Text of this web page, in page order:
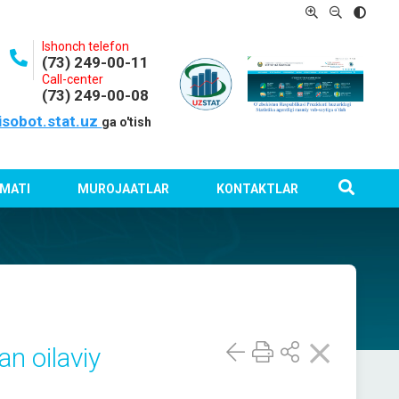
Ishonch telefon
(73) 249-00-11
Call-center
(73) 249-00-08
ga o'tish
MUROJAATLAR KONTAKTLAR
oilaviy